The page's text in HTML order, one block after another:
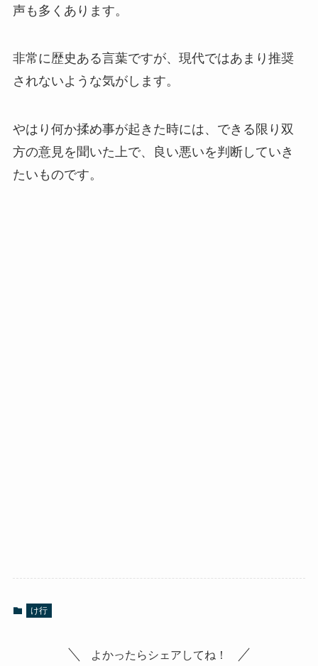
声も多くあります。
非常に歴史ある言葉ですが、現代ではあまり推奨
されないような気がします。
やはり何か揉め事が起きた時には、できる限り双
方の意見を聞いた上で、良い悪いを判断していき
たいものです。
け行
よかったらシェアしてね！